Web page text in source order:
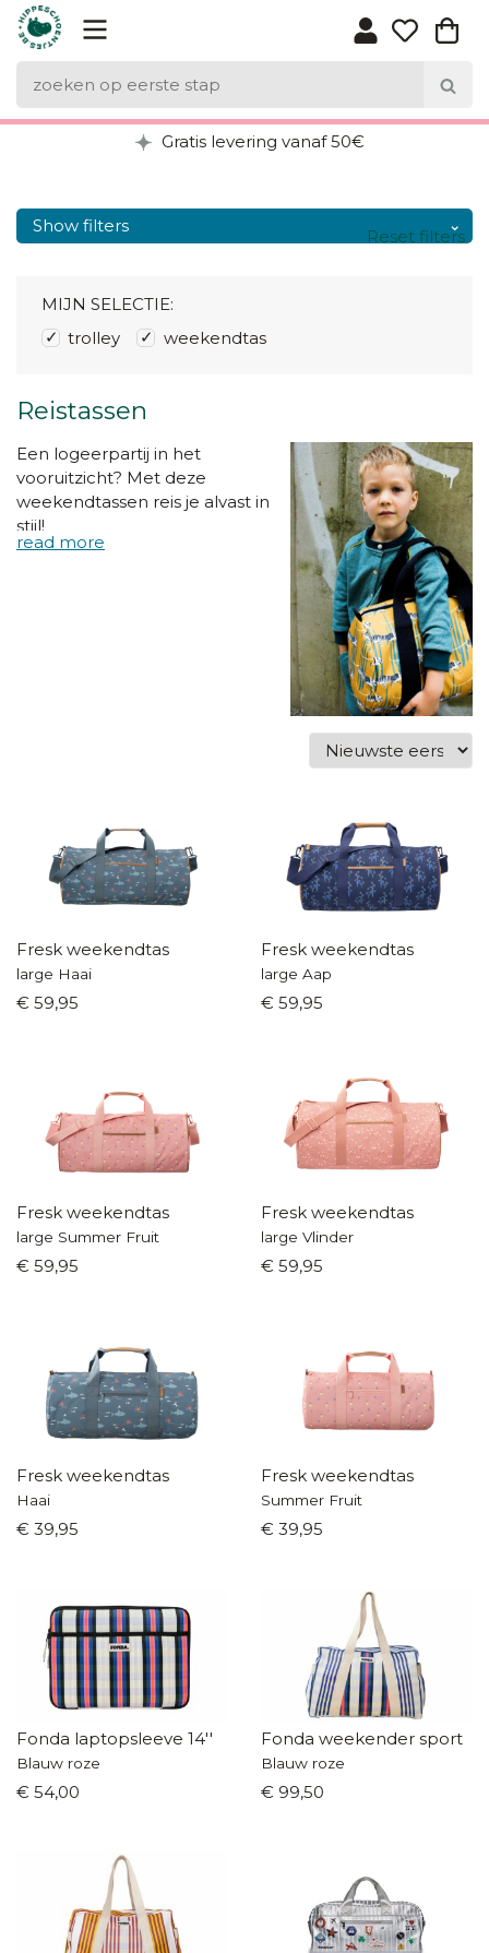
Gratis levering vanaf 50€
Show filters
Reistassen
Een logeerpartij in het
vooruitzicht? Met deze
weekendtassen reis je alvast in
stijl!
MIJN SELECTIE:
trolley
weekendtas
Reset filters
Fresk weekendtas
large Haai
€ 59,95
Fresk weekendtas
large Aap
€ 59,95
Fresk weekendtas
large Summer Fruit
€ 59,95
Fresk weekendtas
large Vlinder
€ 59,95
Fresk weekendtas
Haai
€ 39,95
Fresk weekendtas
Summer Fruit
€ 39,95
Fonda laptopsleeve 14''
Blauw roze
€ 54,00
Fonda weekender sport
Blauw roze
€ 99,50